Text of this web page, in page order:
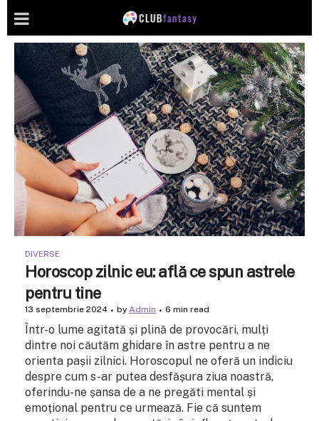
DIVERSE
Horoscop zilnic eu: află ce spun astrele
pentru tine
13 septembrie 2024 by Admin 6 min read
Într-o lume agitată și plină de provocări, mulți
dintre noi căutăm ghidare în astre pentru a ne
orienta pașii zilnici. Horoscopul ne oferă un indiciu
despre cum s-ar putea desfășura ziua noastră,
oferindu-ne șansa de a ne pregăti mental și
emoțional pentru ce urmează. Fie că suntem